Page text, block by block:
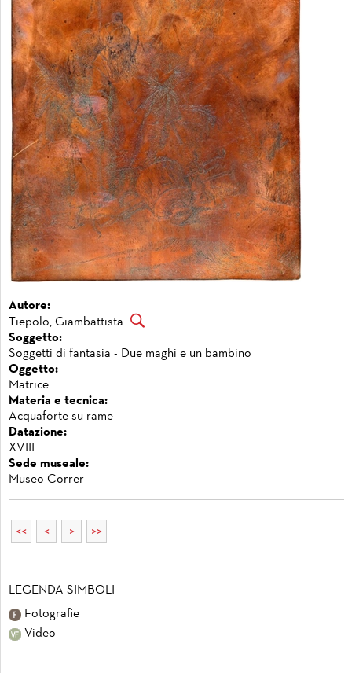
Autore:
Tiepolo, Giambattista
Soggetto:
Soggetti di fantasia - Due maghi e un bambino
Oggetto:
Matrice
Materia e tecnica:
Acquaforte su rame
Datazione:
XVIII
Sede museale:
Museo Correr
<< < > >>
LEGENDA SIMBOLI
Fotografie
Video